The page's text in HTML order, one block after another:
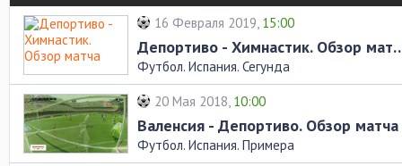
16 Февраля 2019, 15:00
Депортиво -
Футбол. Испания. Сегунда
20 Мая 2018, 10:00
Валенсия - Депортиво. Обзор матча
Футбол. Испания. Примера